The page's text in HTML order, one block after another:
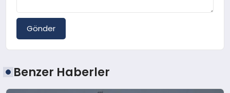
Gönder
Benzer Haberler